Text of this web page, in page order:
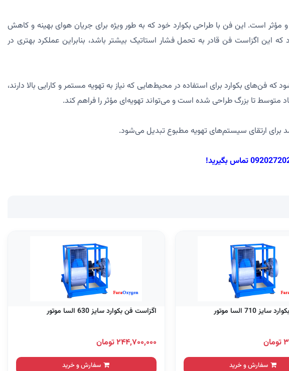
مؤثر است. این فن با طراحی بکوارد خود که به طور ویژه برای جریان هوای بهینه و کاهش
این اگزاست فن قادر به تحمل فشار استاتیک بیشتر باشد، بنابراین عملکرد بهتری در
بکوارد برای استفاده در محیط‌هایی که نیاز به تهویه مستمر و کارایی بالا دارند،
برای ارتقای سیستم‌های تهویه مطبوع تبدیل می‌شود.
710 السا موتور
سفارش و خرید
اگزاست فن بکوارد سایز 630 السا موتور
۲۴۴,۷۰۰,۰۰۰ تومان
سفارش و خرید